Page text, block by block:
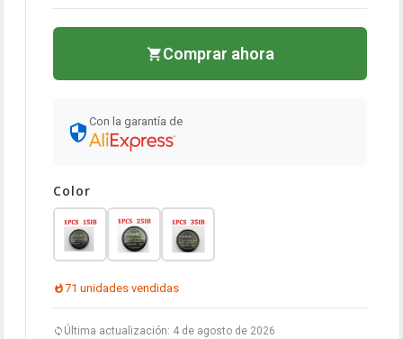
Comprar ahora
Con la garantía de
Color
71 unidades vendidas
Última actualización: 4 de agosto de 2026